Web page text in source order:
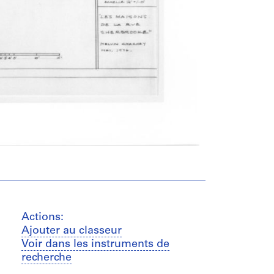
Actions:
Ajouter au classeur
Voir dans les instruments de
recherche